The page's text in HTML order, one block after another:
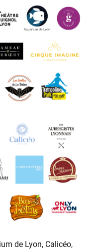
de Lyon, Calicéo,